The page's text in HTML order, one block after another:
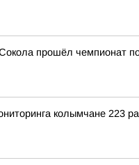
прошёл чемпионат
колымчане 223